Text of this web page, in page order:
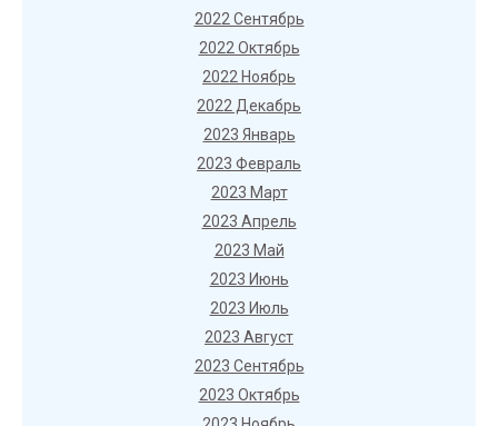
2022 Сентябрь
2022 Октябрь
2022 Ноябрь
2022 Декабрь
2023 Январь
2023 Февраль
2023 Март
2023 Апрель
2023 Май
2023 Июнь
2023 Июль
2023 Август
2023 Сентябрь
2023 Октябрь